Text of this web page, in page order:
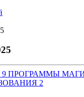
9 ПРОГРАММЫ
2